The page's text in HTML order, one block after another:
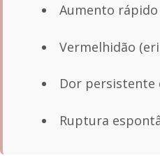
Aumento
Vermelhidão
Dor persistente
Ruptura